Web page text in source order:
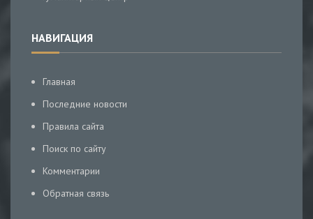
НАВИГАЦИЯ
Главная
Последние новости
Правила сайта
Поиск по сайту
Комментарии
Обратная связь